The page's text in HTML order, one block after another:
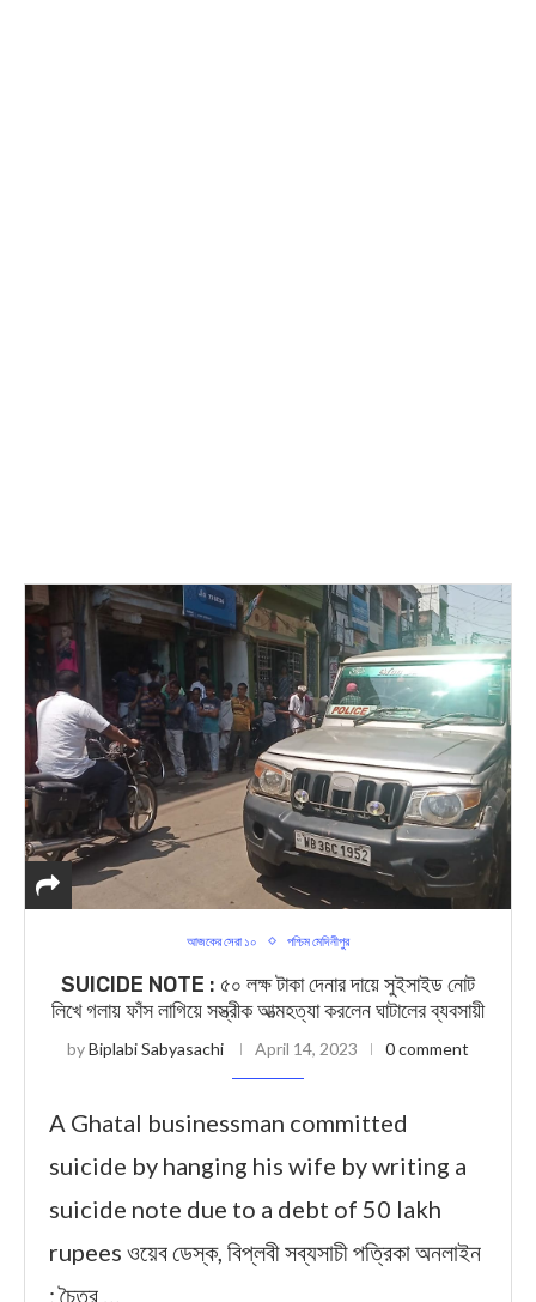
আজকের সেরা ১০ পশ্চিম মেদিনীপুর
SUICIDE NOTE : ৫০ লক্ষ টাকা দেনার দায়ে সুইসাইড নোট
লিখে গলায় ফাঁস লাগিয়ে সস্ত্রীক আত্মহত্যা করলেন ঘাটালের ব্যবসায়ী
byBiplabi Sabyasachi April 14, 2023 0 comment
A Ghatal businessman committed
suicide by hanging his wife by writing a
suicide note due to a debt of 50 lakh
rupees ওয়েব ডেস্ক, বিপ্লবী সব্যসাচী পত্রিকা অনলাইন
: চৈত্র …